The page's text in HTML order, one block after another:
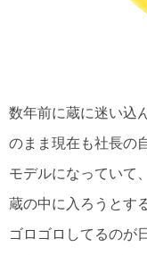
数年前に蔵に迷い込
のまま現在も社長の
モデルになっていて
蔵の中に入ろうとす
ゴロゴロしてるのが